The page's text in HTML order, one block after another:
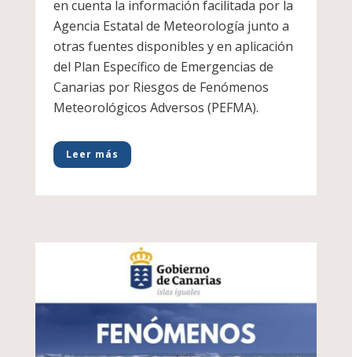
en cuenta la información facilitada por la
Agencia Estatal de Meteorología junto a
otras fuentes disponibles y en aplicación
del Plan Específico de Emergencias de
Canarias por Riesgos de Fenómenos
Meteorológicos Adversos (PEFMA).
Leer más